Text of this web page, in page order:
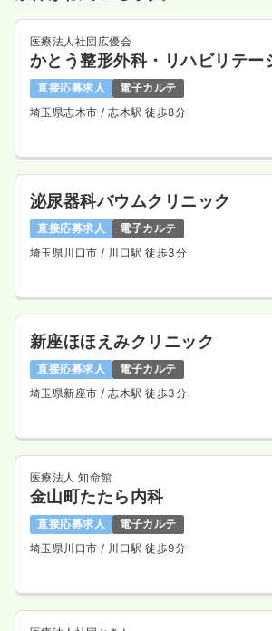
日勤のみ（パート）
給与 時給1,800円〜
時間 9:00～17:00
日勤のみ（常勤）
給与 27.8〜29.1万円/月 賞与80.0万円
※一例
時間 8:50～17:30（休憩60分）
気になる 詳
医療法人社団広優会
かとう整形外科・リハビリテー
直接応募求人
電子カルテ
埼玉県志木市 / 志木駅 徒歩8分
泌尿器科バウムクリニック
直接応募求人
電子カルテ
埼玉県川口市 / 川口駅 徒歩3分
新座ほほえみクリニック
直接応募求人
電子カルテ
埼玉県新座市 / 志木駅 徒歩3分
医療法人 知命館
金山町たたら内科
直接応募求人
電子カルテ
埼玉県川口市 / 川口駅 徒歩9分